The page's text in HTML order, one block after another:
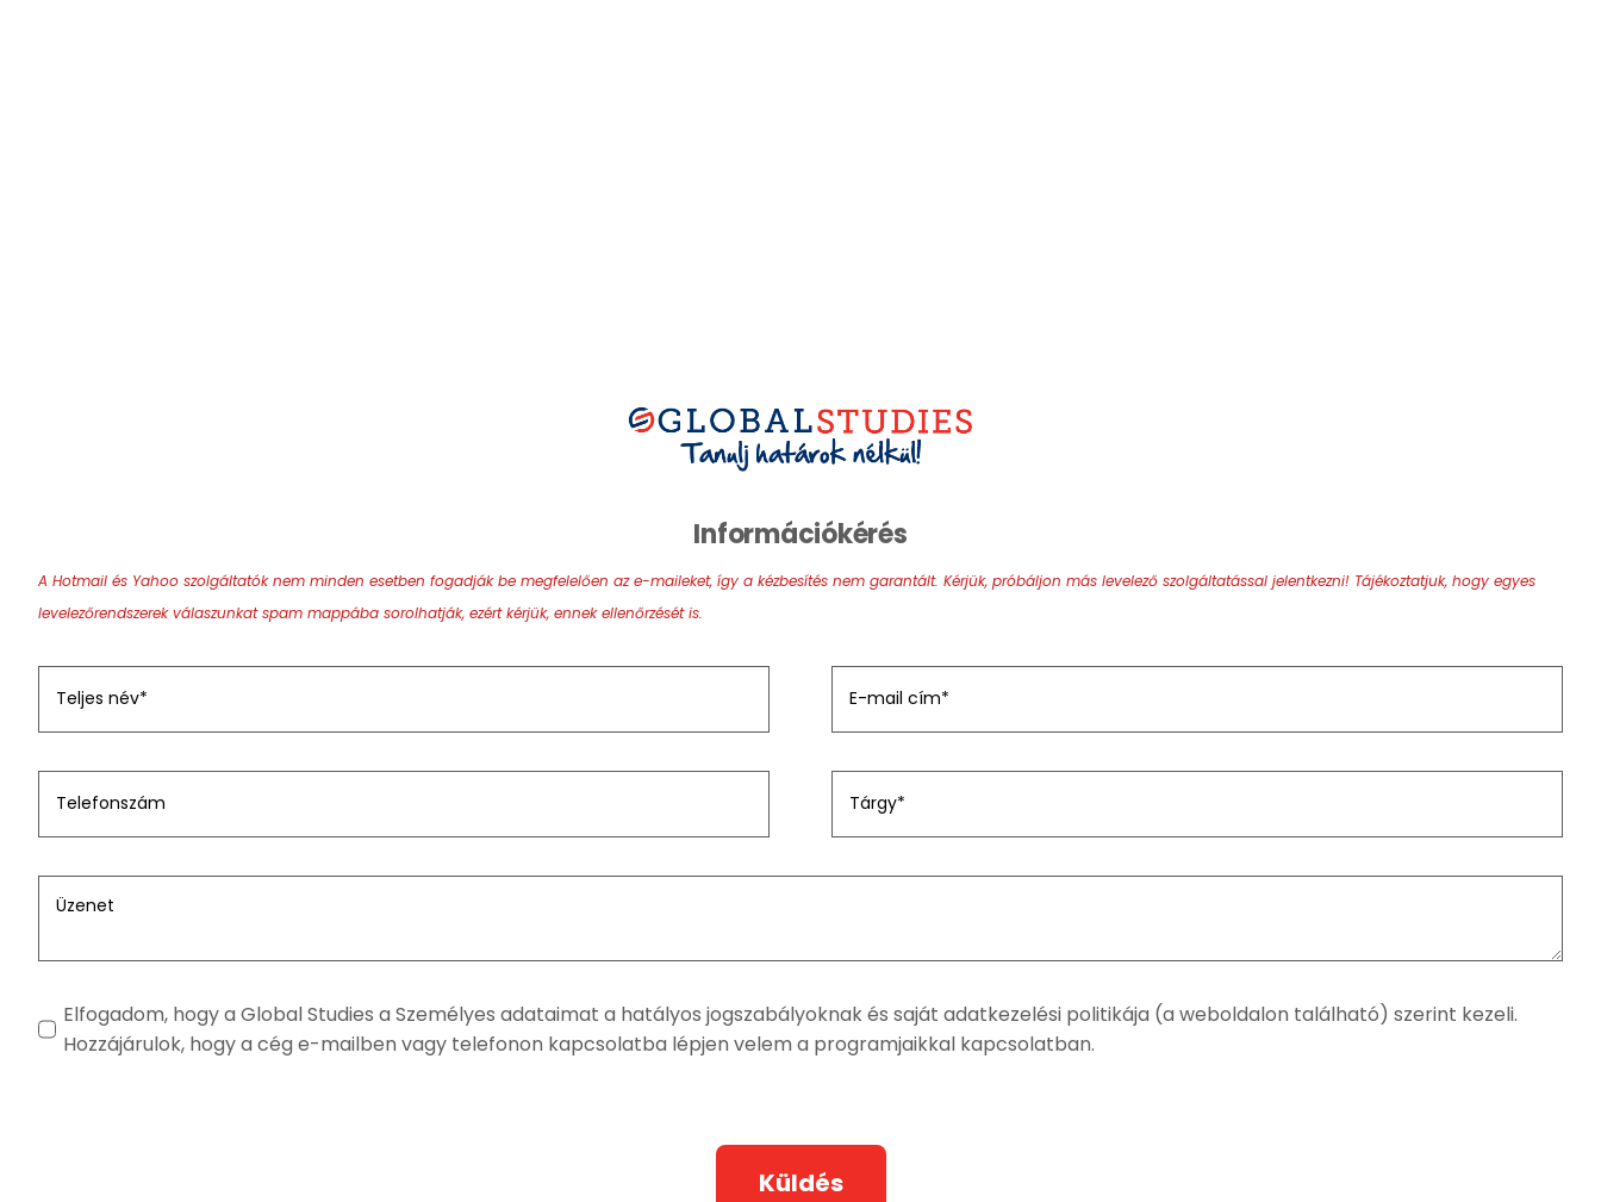
Információkérés
A Hotmail és Yahoo szolgáltatók nem minden esetben fogadják be megfelelően az e-maileket, így a kézbesítés nem garantált. Kérjük, próbáljon más levelező szolgáltatással jelentkezni! Tájékoztatjuk, hogy egyes
levelezőrendszerek válaszunkat spam mappába sorolhatják, ezért kérjük, ennek ellenőrzését is.
Elfogadom, hogy a Global Studies a Személyes adataimat a hatályos jogszabályoknak és saját adatkezelési politikája (a weboldalon található) szerint kezeli.
Hozzájárulok, hogy a cég e-mailben vagy telefonon kapcsolatba lépjen velem a programjaikkal kapcsolatban.
Küldés